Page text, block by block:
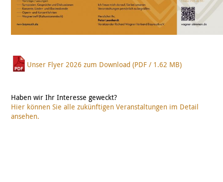
Unser Flyer 2026 zum Download (PDF / 1.62 MB)
Haben wir Ihr Interesse geweckt?
Hier können Sie alle zukünftigen Veranstaltungen im Detail
ansehen.